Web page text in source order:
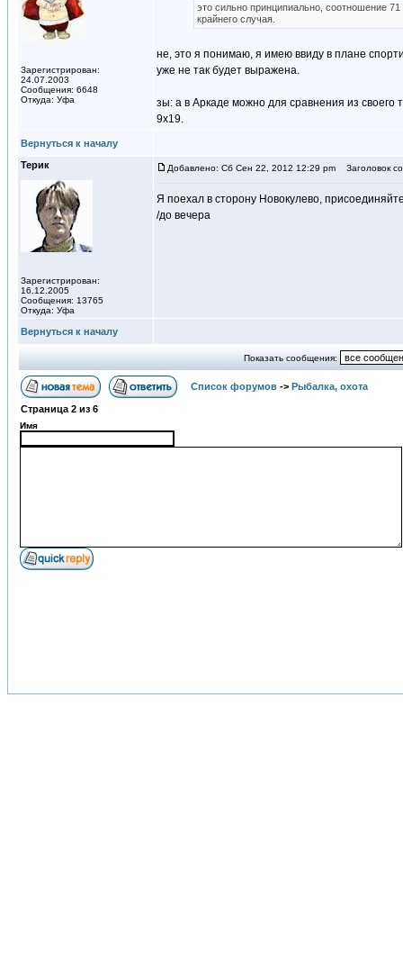
Зарегистрирован:
24.07.2003
Сообщения: 6648
Откуда: Уфа
это сильно принципиально, соотношение
крайнего случая.
не, это я понимаю, я имею ввиду в плане
уже не так будет выражена.
зы: а в Аркаде можно для сравнения из
9х19.
Вернуться к началу
Терик
Зарегистрирован:
16.12.2005
Сообщения: 13765
Откуда: Уфа
Добавлено: Сб Сен 22, 2012 12:29 pm Заголовок
Я поехал в сторону Новокулево,
/до вечера
Вернуться к началу
Показать сообщения:
Список форумов -> Рыбалка, охота
Страница 2 из 6
Имя